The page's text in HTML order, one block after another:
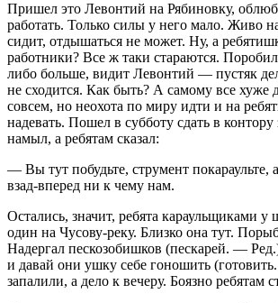
Пришел это Левонтий на Рябиновку,
работать. Только силы у него мало. Живо
сидит, отдышаться не может. Ну, а
работники? Все ж таки стараются.
либо больше, видит Левонтий — пустяк
не сходится. Как быть? А самому все хуже
совсем, но неохота по миру идти и на
надевать. Пошел в субботу сдать в
намыл, а ребятам сказал:
— Вы тут побудьте, струмент покараульте, а
взад-вперед ни к чему нам.
Остались, значит, ребята караульщиками
один на Чусову-реку. Близко она тут.
Надергал пескозобишков (пескарей. —
и давай они ушку себе гоношить
запалили, а дело к вечеру. Боязно ребятам